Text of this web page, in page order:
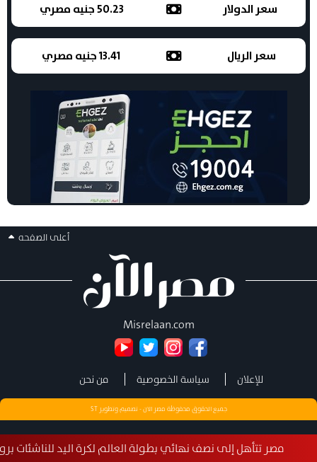
تتأهل إلى نصف نهائي بطولة العالم لكرة اليد للناشئات برومانيا في
سعر الدولار 50.23 جنيه مصري
سعر الريال 13.41 جنيه مصري
أعلى الصفحه
Misrelaan.com
للإعلان سياسة الخصوصية من نحن
جميع الحقوق محفوظة مصر الان - تصميم وتطويرST